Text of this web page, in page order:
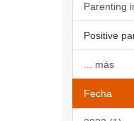
Parenting
Positive
... más
Fecha